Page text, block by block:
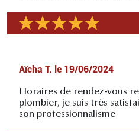
Aïcha T. le 19/06/2024
Horaires de rendez-vous
plombier, je suis très
son professionnalisme